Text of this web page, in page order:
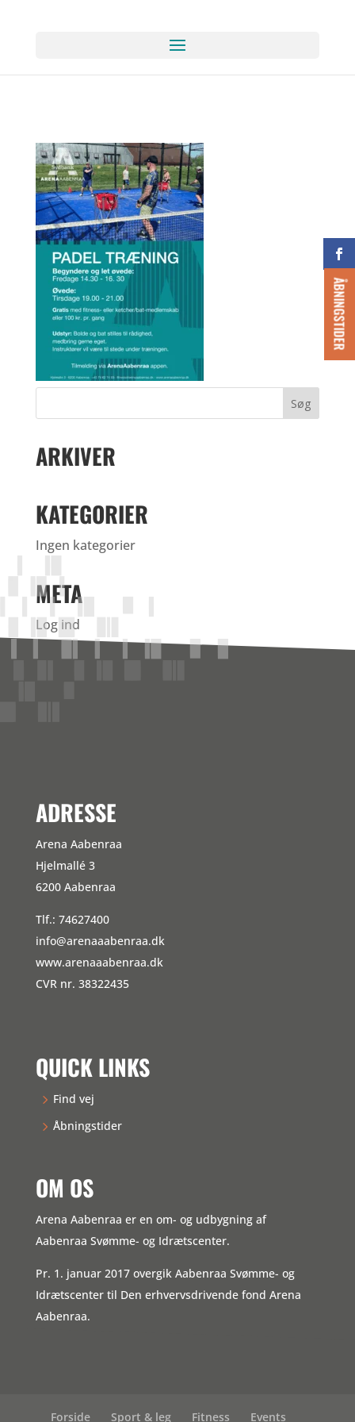
ÅBNINGSTIDER
ARKIVER
KATEGORIER
Ingen kategorier
META
Log ind
ADRESSE
Arena Aabenraa
Hjelmallé 3
6200 Aabenraa
Tlf.: 74627400
info@arenaaabenraa.dk
www.arenaaabenraa.dk
CVR nr. 38322435
QUICK LINKS
Find vej
Åbningstider
OM OS
Arena Aabenraa er en om- og udbygning af
Aabenraa Svømme- og Idrætscenter.
Pr. 1. januar 2017 overgik Aabenraa Svømme- og
Idrætscenter til Den erhvervsdrivende fond Arena
Aabenraa.
Forside Sport & leg Fitness Events